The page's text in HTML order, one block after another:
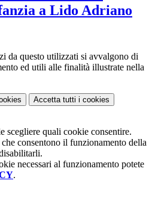
a Lido Adriano
da questo utilizzati si avvalgono di
ed utili alle finalità illustrate nella
Accetta tutti i cookies
scegliere quali cookie consentire.
consentono il funzionamento della
necessari al funzionamento potete
.